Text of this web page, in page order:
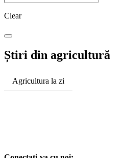
Clear
Știri din agricultură
Agricultura la zi